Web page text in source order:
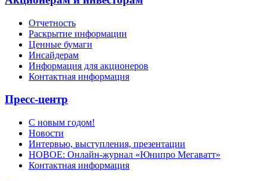
Отчетность
Раскрытие информации
Ценные бумаги
Инсайдерам
Информация для акционеров
Контактная информация
Пресс-центр
С новым годом!
Новости
Интервью, выступления, презентации
НОВОЕ: Онлайн-журнал «Юнипро Мегаватт»
Контактная информация